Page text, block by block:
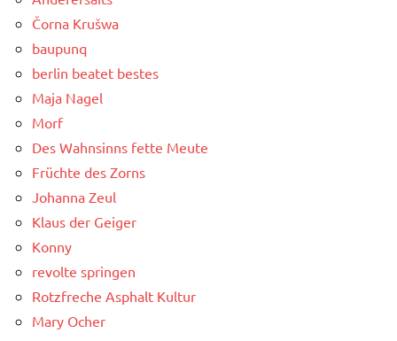
Čorna Krušwa
baupunq
berlin beatet bestes
Maja Nagel
Morf
Des Wahnsinns fette Meute
Früchte des Zorns
Johanna Zeul
Klaus der Geiger
Konny
revolte springen
Rotzfreche Asphalt Kultur
Mary Ocher